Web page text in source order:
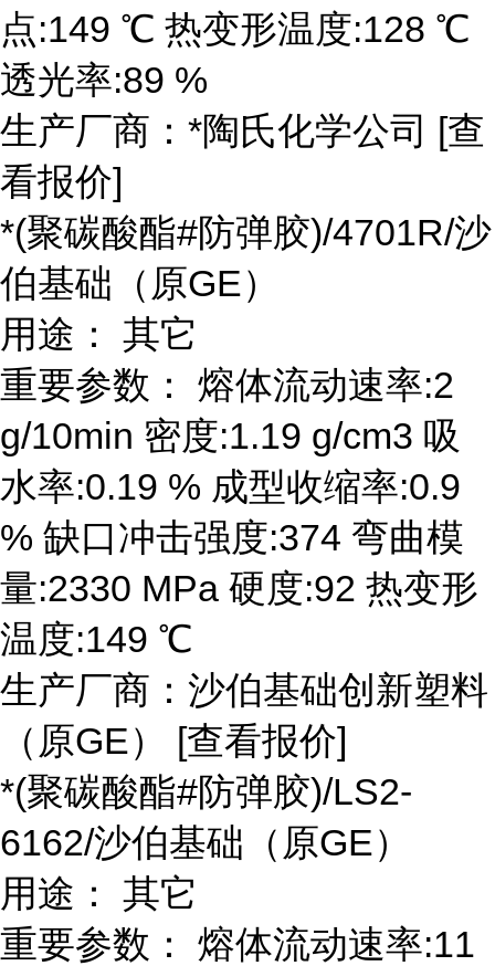
点:149 ℃ 热变形温度:128 ℃
透光率:89 %
生产厂商：*陶氏化学公司 [查
看报价]
*(聚碳酸酯#防弹胶)/4701R/沙
伯基础（原GE）
用途： 其它
重要参数： 熔体流动速率:2
g/10min 密度:1.19 g/cm3 吸
水率:0.19 % 成型收缩率:0.9
% 缺口冲击强度:374 弯曲模
量:2330 MPa 硬度:92 热变形
温度:149 ℃
生产厂商：沙伯基础创新塑料
（原GE） [查看报价]
*(聚碳酸酯#防弹胶)/LS2-
6162/沙伯基础（原GE）
用途： 其它
重要参数： 熔体流动速率:11